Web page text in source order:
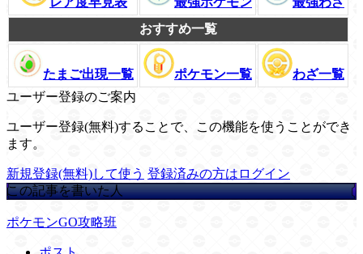
おすすめ一覧
たまご出現一覧 ポケモン一覧
わざ一覧
ユーザー登録のご案内
ユーザー登録(無料)することで、この機能を使うことができ
ます。
新規登録(無料)して使う 登録済みの方はログイン
この記事を書いた人
ポケモンGO攻略班